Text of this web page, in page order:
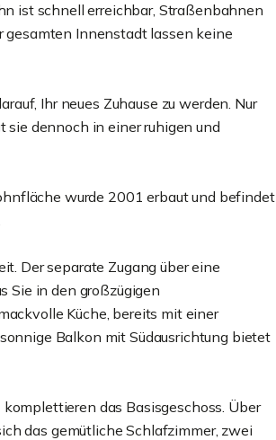
ist schnell erreichbar, Straßenbahnen
gesamten Innenstadt lassen keine
Ihr neues Zuhause zu werden. Nur
dennoch in einer ruhigen und
wurde 2001 erbaut und befindet
Der separate Zugang über eine
Sie in den großzügigen
Küche, bereits mit einer
Balkon mit Südausrichtung bietet
das Basisgeschoss. Über
das gemütliche Schlafzimmer, zwei